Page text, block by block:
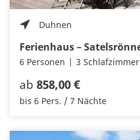
Duhnen
6 Personen 3 Schlafzimmer
ab 858,00 €
bis 6 Pers. / 7 Nächte